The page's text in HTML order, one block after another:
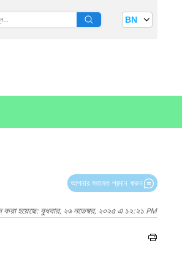
BN
আপনার মতামত প্রদান করুন
করা হয়েছে: বুধবার, ২৬ নভেম্বর, ২০২৫ এ ১২:২১ PM